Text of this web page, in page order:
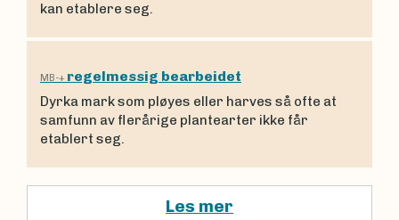
kan etablere seg.
MB-+ regelmessig bearbeidet
Dyrka mark som pløyes eller harves så ofte at
samfunn av flerårige plantearter ikke får
etablert seg.
Les mer